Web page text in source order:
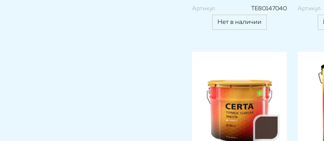
Артикул TE80147040
Нет в наличии
Артикул